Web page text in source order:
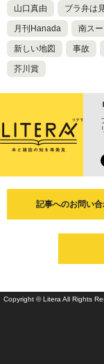
山口真由 ブラ弁は
月刊Hanada 南ス
新しい地図 事故
芥川賞
記事へのお問い
Copyright © Litera All Rights